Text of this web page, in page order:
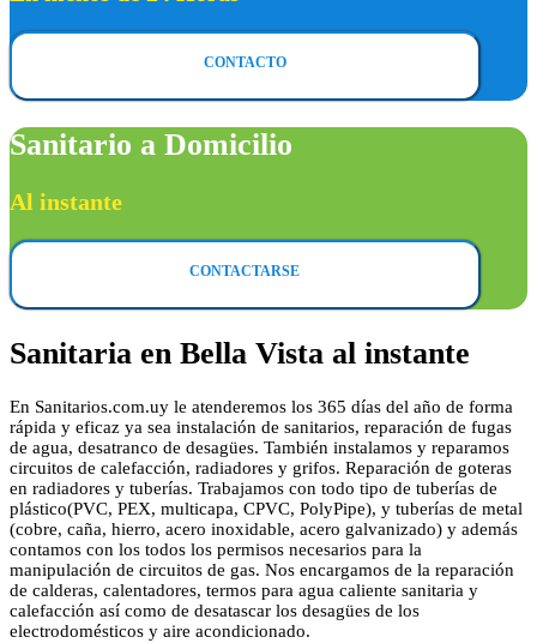
CONTACTO
Sanitario a Domicilio
Al instante
CONTACTARSE
Sanitaria en Bella Vista al instante
En Sanitarios.com.uy le atenderemos los 365 días del año de forma
rápida y eficaz ya sea instalación de sanitarios, reparación de fugas
de agua, desatranco de desagües. También instalamos y reparamos
circuitos de calefacción, radiadores y grifos. Reparación de goteras
en radiadores y tuberías. Trabajamos con todo tipo de tuberías de
plástico(PVC, PEX, multicapa, CPVC, PolyPipe), y tuberías de metal
(cobre, caña, hierro, acero inoxidable, acero galvanizado) y además
contamos con los todos los permisos necesarios para la
manipulación de circuitos de gas. Nos encargamos de la reparación
de calderas, calentadores, termos para agua caliente sanitaria y
calefacción así como de desatascar los desagües de los
electrodomésticos y aire acondicionado.